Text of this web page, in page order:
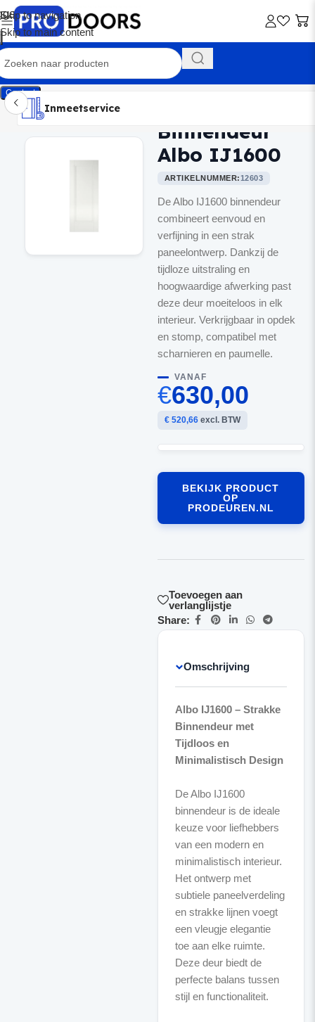
Skip to navigation
Skip to main content
Contact
Inmeetservice
Montageservice
Advies op maat
Showroom
Inmeetservice
Binnendeur
Albo IJ1600
ARTIKELNUMMER:12603
De Albo IJ1600 binnendeur
combineert eenvoud en
verfijning in een strak
paneelontwerp. Dankzij de
tijdloze uitstraling en
hoogwaardige afwerking past
deze deur moeiteloos in elk
interieur. Verkrijgbaar in opdek
en stomp, compatibel met
scharnieren en paumelle.
VANAF
€630,00
€ 520,66excl. BTW
BEKIJK PRODUCT
OP
PRODEUREN.NL
Toevoegen aan
verlanglijstje
Share:
Omschrijving
Albo IJ1600 – Strakke
Binnendeur met
Tijdloos en
Minimalistisch Design
De Albo IJ1600
binnendeur is de ideale
keuze voor liefhebbers
van een modern en
minimalistisch interieur.
Het ontwerp met
subtiele paneelverdeling
en strakke lijnen voegt
een vleugje elegantie
toe aan elke ruimte.
Deze deur biedt de
perfecte balans tussen
stijl en functionaliteit.